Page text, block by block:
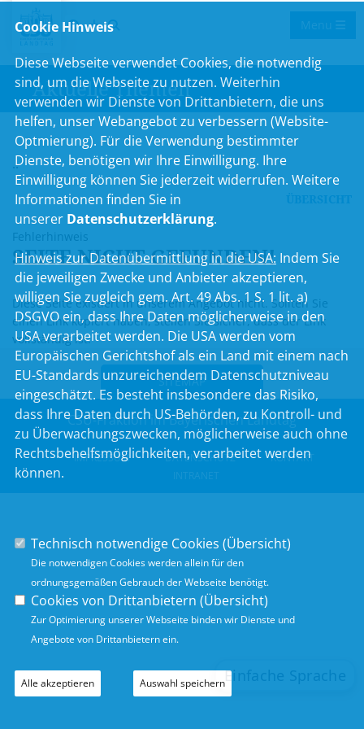
Menu
Aktuelle Themen
..
ÜBERSICHT
Fehlerhinweis
SEITE NICHT GEFUNDEN!
Diese Seite existiert in unserem Angebot nicht. Sollten Sie
einen Link kopiert haben, stellen Sie sicher, dass der Link
vollständig ist.
SITEMAP
CSU-Fraktion im Bayerischen Landtag
IMPRESSUM DATENSCHUTZ
KONTAKT
INTRANET
Cookie Hinweis
Diese Webseite verwendet Cookies, die notwendig
sind, um die Webseite zu nutzen. Weiterhin
verwenden wir Dienste von Drittanbietern, die uns
helfen, unser Webangebot zu verbessern (Website-
Optmierung). Für die Verwendung bestimmter
Dienste, benötigen wir Ihre Einwilligung. Ihre
Einwilligung können Sie jederzeit widerrufen. Weitere
Informationen finden Sie in
unserer Datenschutzerklärung.
Hinweis zur Datenübermittlung in die USA: Indem Sie
die jeweiligen Zwecke und Anbieter akzeptieren,
willigen Sie zugleich gem. Art. 49 Abs. 1 S. 1 lit. a)
DSGVO ein, dass Ihre Daten möglicherweise in den
USA verarbeitet werden. Die USA werden vom
Europäischen Gerichtshof als ein Land mit einem nach
EU-Standards unzureichendem Datenschutzniveau
eingeschätzt. Es besteht insbesondere das Risiko,
dass Ihre Daten durch US-Behörden, zu Kontroll- und
zu Überwachungszwecken, möglicherweise auch ohne
Rechtsbehelfsmöglichkeiten, verarbeitet werden
können.
Technisch notwendige Cookies (Übersicht)
Die notwendigen Cookies werden allein für den
ordnungsgemäßen Gebrauch der Webseite benötigt.
Cookies von Drittanbietern (Übersicht)
Zur Optimierung unserer Webseite binden wir Dienste und
Angebote von Drittanbietern ein.
Alle akzeptieren Auswahl speichern